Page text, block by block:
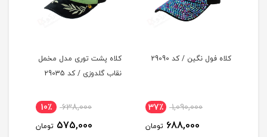
کلاه فول نگین / کد 29090
1,090,000 37٪
688,000 تومان
کلاه پشت توری مدل مخمل
نقاب گلدوزی / کد 29035
638,000 10٪
575,000 تومان